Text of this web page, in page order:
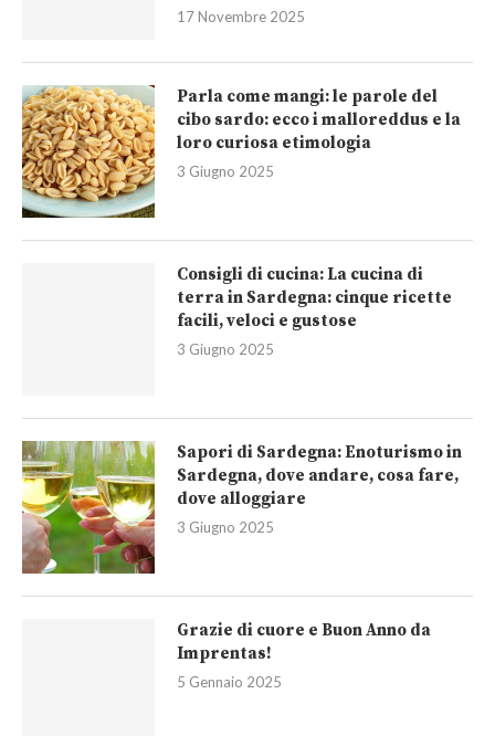
17 Novembre 2025
Parla come mangi: le parole del
cibo sardo: ecco i malloreddus e la
loro curiosa etimologia
3 Giugno 2025
Consigli di cucina: La cucina di
terra in Sardegna: cinque ricette
facili, veloci e gustose
3 Giugno 2025
Sapori di Sardegna: Enoturismo in
Sardegna, dove andare, cosa fare,
dove alloggiare
3 Giugno 2025
Grazie di cuore e Buon Anno da
Imprentas!
5 Gennaio 2025